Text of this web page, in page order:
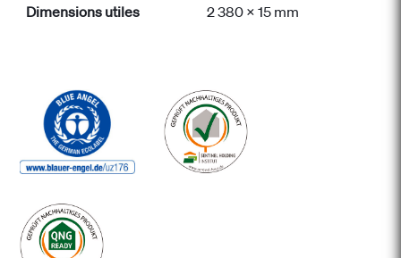
Dimensions utiles
2 380 x 15 mm